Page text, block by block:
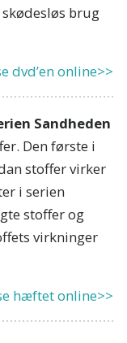
brug
dvd’en online>>
Sandheden
Den første i
stoffer virker
i serien
stoffer og
virkninger
hæftet online>>